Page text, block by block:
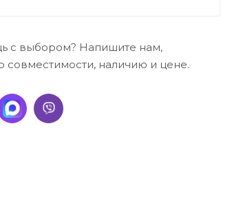
с выбором? Напишите нам,
совместимости, наличию и цене.